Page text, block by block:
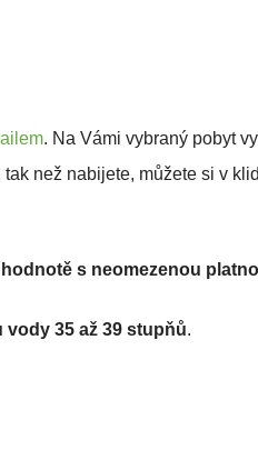
. Na Vámi vybraný pobyt
než nabijete, můžete si v
s neomezenou
35 až 39 stupňů.